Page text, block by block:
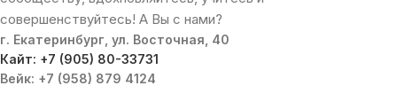
совершенствуйтесь! А Вы с нами?
г. Екатеринбург, ул. Восточная, 40
Кайт: +7 (905) 80-33731
Вейк: +7 (958) 879 4124